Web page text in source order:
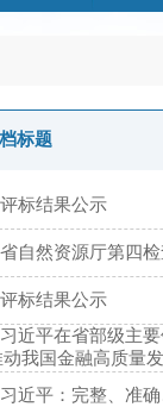
标题
评标结果公示
省自然资源厅第四
评标结果公示
习近平在省部级主
动我国金融高质量
习近平：完整、准